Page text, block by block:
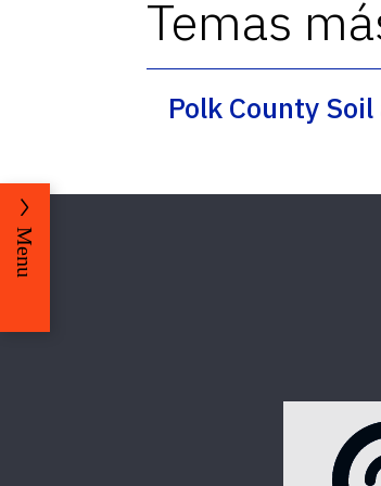
Temas
Polk County
Menu